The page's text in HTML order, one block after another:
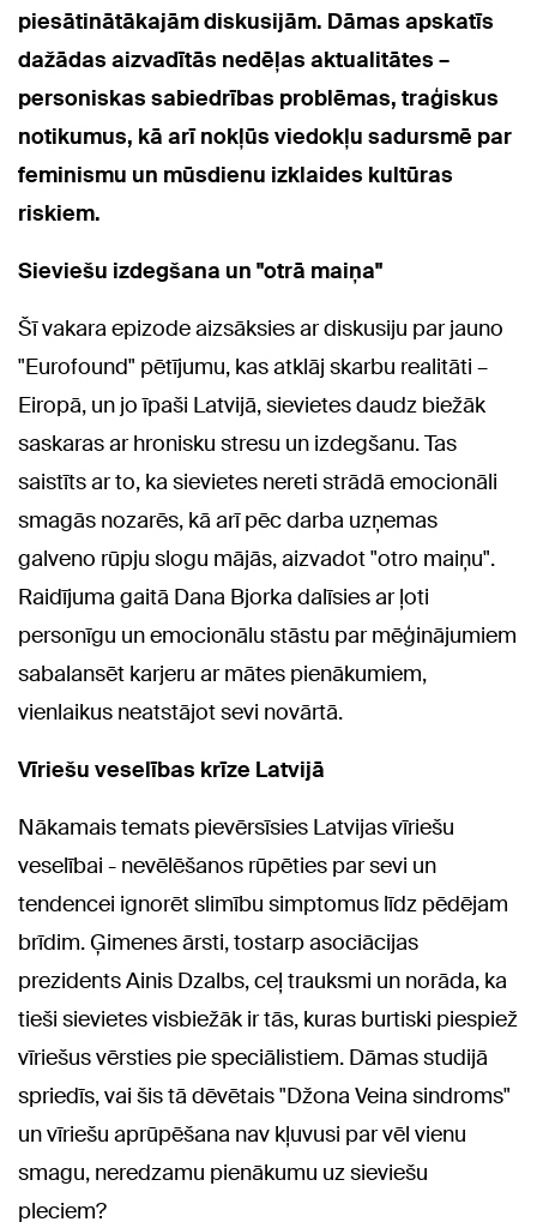
piesātinātākajām diskusijām. Dāmas apskatīs
dažādas aizvadītās nedēļas aktualitātes –
personiskas sabiedrības problēmas, traģiskus
notikumus, kā arī nokļūs viedokļu sadursmē par
feminismu un mūsdienu izklaides kultūras
riskiem.
Sieviešu izdegšana un "otrā maiņa"
Šī vakara epizode aizsāksies ar diskusiju par jauno
"Eurofound" pētījumu, kas atklāj skarbu realitāti –
Eiropā, un jo īpaši Latvijā, sievietes daudz biežāk
saskaras ar hronisku stresu un izdegšanu. Tas
saistīts ar to, ka sievietes nereti strādā emocionāli
smagās nozarēs, kā arī pēc darba uzņemas
galveno rūpju slogu mājās, aizvadot "otro maiņu".
Raidījuma gaitā Dana Bjorka dalīsies ar ļoti
personīgu un emocionālu stāstu par mēģinājumiem
sabalansēt karjeru ar mātes pienākumiem,
vienlaikus neatstājot sevi novārtā.
Vīriešu veselības krīze Latvijā
Nākamais temats pievērsīsies Latvijas vīriešu
veselībai - nevēlēšanos rūpēties par sevi un
tendencei ignorēt slimību simptomus līdz pēdējam
brīdim. Ģimenes ārsti, tostarp asociācijas
prezidents Ainis Dzalbs, ceļ trauksmi un norāda, ka
tieši sievietes visbiežāk ir tās, kuras burtiski piespiež
vīriešus vērsties pie speciālistiem. Dāmas studijā
spriedīs, vai šis tā dēvētais "Džona Veina sindroms"
un vīriešu aprūpēšana nav kļuvusi par vēl vienu
smagu, neredzamu pienākumu uz sieviešu
pleciem?